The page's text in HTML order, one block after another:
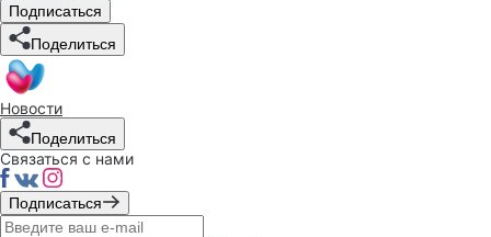
Подписаться
Поделиться
Новости
Поделиться
Связаться с нами
Подписаться